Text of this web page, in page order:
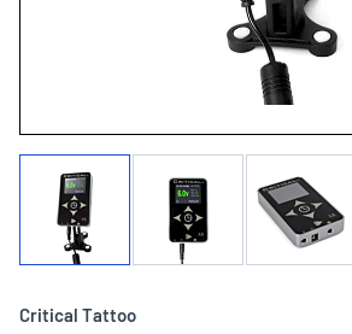
Critical Tattoo